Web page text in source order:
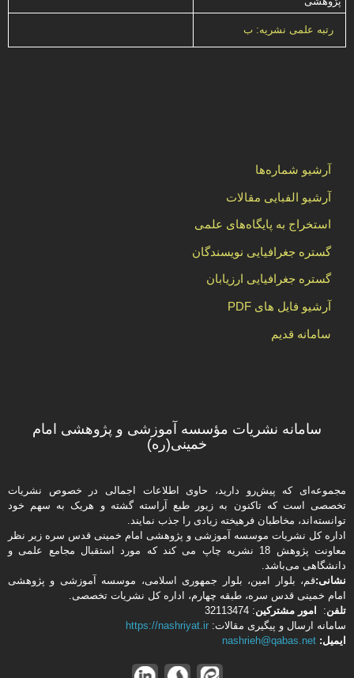
رتبه علمی نشریه: ب
آرشیو شماره‌ها
آرشیو الفبایی مقالات
استخراج به پایگاه‌های علمی
گستره جغرافیایی نویسندگان
گستره جغرافیایی ارزیابان
آرشیو فایل های PDF
سامانه قدیم
سامانه نشریات مؤسسه آموزشی و پژوهشی امام
خمینی(ره)
مجموعه‌ای که پیش‌رو دارید،‌ حاوی اطلاعات اجمالی در خصوص نشریات
تخصصی است که تاکنون به زیور طبع آراسته گشته و هریک به سهم خود
توانسته‌اند، مخاطبان فرهیخته‌ زیادی را جذب نمایند.
اداره كل نشریات موسسه آموزشی و پژوهشی امام خمینی قدس سره زیر نظر
معاونت پژوهش 18 نشریه چاپ می کند که مورد استقبال مجامع علمی و
دانشگاهی می‌باشد.
نشانی:قم، بلوار امین، بلوار جمهوری اسلامی، موسسه آموزشی و پژوهشی
امام خمینی قدس سره، طبقه چهارم، اداره كل نشریات تخصصی.
تلفن: امور مشتركین: 32113474
سامانه ارسال و پیگیری مقالات: https://nashriyat.ir
ایمیل: nashrieh@qabas.net